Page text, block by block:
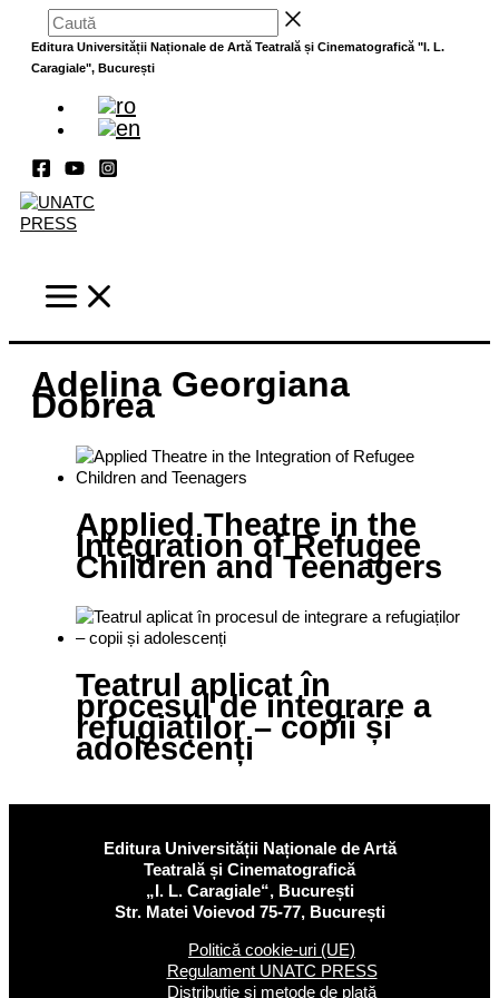
content
Caută
Editura Universității Naționale de Artă Teatrală și Cinematografică "I. L.
Caragiale", București
Adelina Georgiana
Dobrea
Applied Theatre in the
Integration of Refugee
Children and Teenagers
Teatrul aplicat în
procesul de integrare a
refugiaților – copii și
adolescenți
Editura Universității Naționale de Artă
Teatrală și Cinematografică
„I. L. Caragiale“, București
Str. Matei Voievod 75-77, București
Politică cookie-uri (UE)
Regulament UNATC PRESS
Distribuție și metode de plată